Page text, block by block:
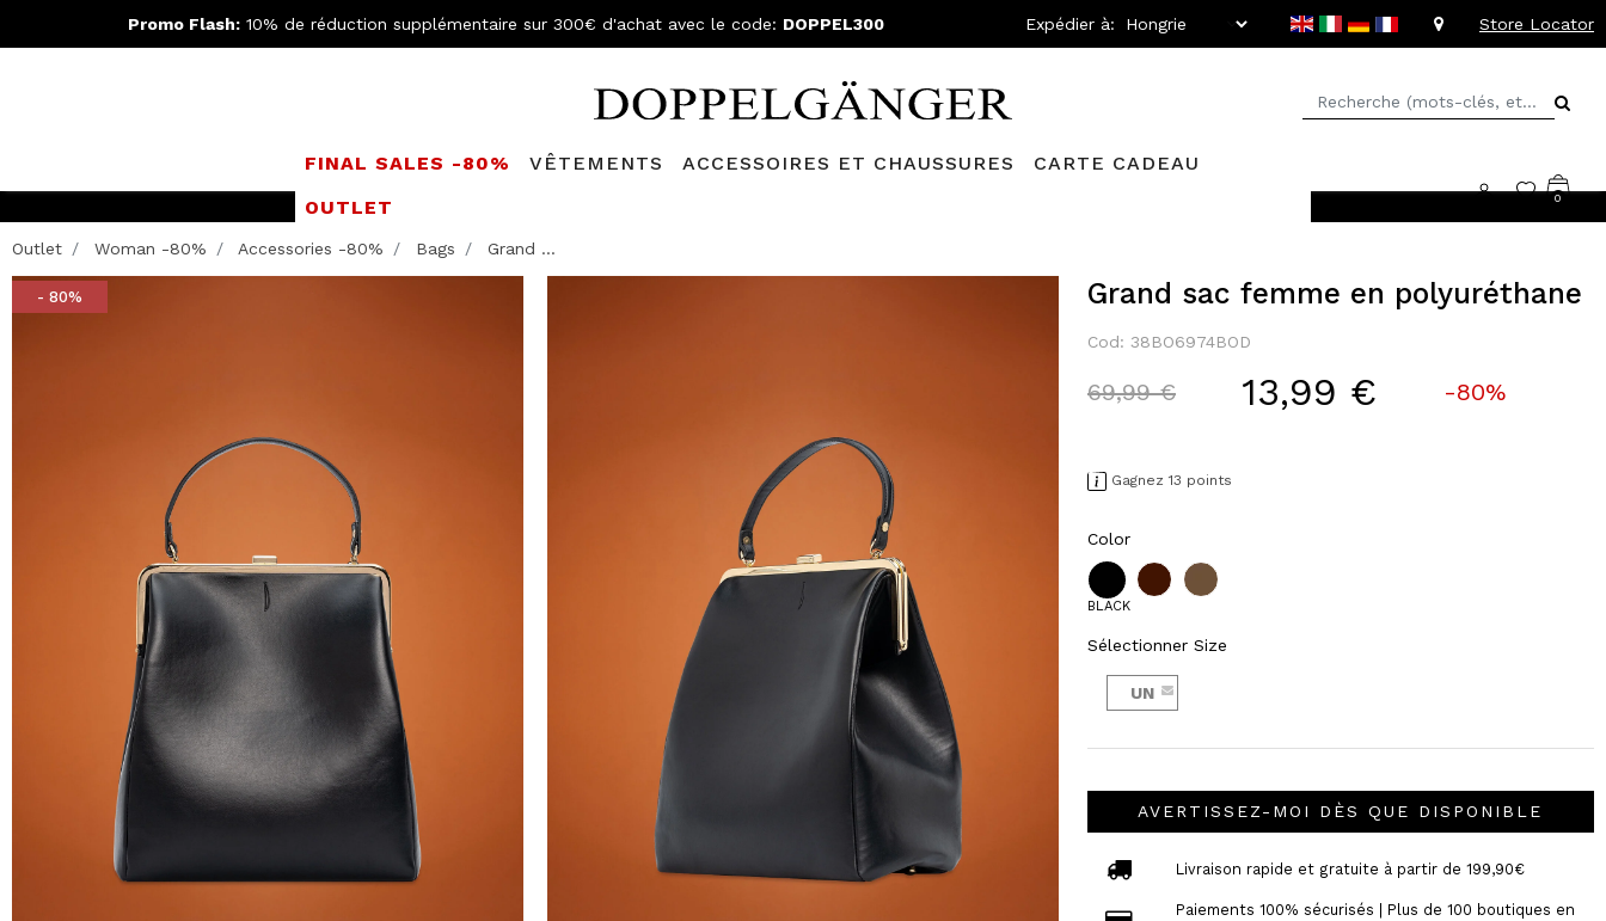
Promo Flash: 10% de réduction supplémentaire sur 300€ d'achat avec le code: DOPPEL300 Expédier à: Store Locator
FINAL SALES -80% VÊTEMENTS ACCESSOIRES ET CHAUSSURES
CARTE CADEAU
OUTLET
0
Rejoignez le
Outlet Woman -80% Accessories -80% Bags Grand ...
- 80% Grand sac femme en polyuréthane
Cod: 38BO6974BOD
Price reduced from
69,99 €to 13,99 € -80%
Gagnez 13 points
Color
BLACK
Sélectionner Size
UN
AVERTISSEZ-MOI DÈS QUE DISPONIBLE
Livraison rapide et gratuite à partir de 199,90€
Paiements 100% sécurisés | Plus de 100 boutiques en